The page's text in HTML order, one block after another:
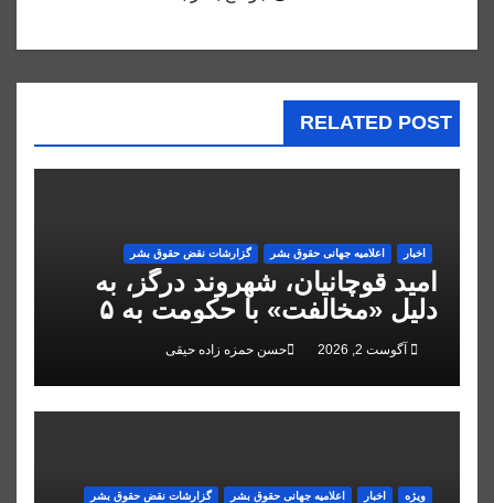
RELATED POST
اخبار اعلاميه جهانی حقوق بشر گزارشات نقض حقوق بشر
امید قوچانیان، شهروند درگز، به
دلیل «مخالفت» با حکومت به ۵
سال زندان محکوم شد
آگوست 2, 2026 حسن حمزه زاده حیقی
ویژه اخبار اعلاميه جهانی حقوق بشر گزارشات نقض حقوق بشر